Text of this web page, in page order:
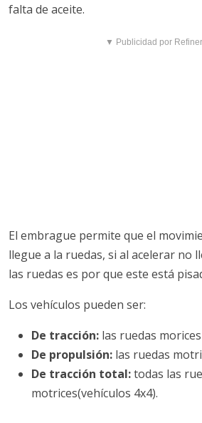
falta de aceite.
▼ Publicidad por
El embrague permite que el
llegue a la ruedas, si al acelerar no
las ruedas es por que este está
Los vehículos pueden ser:
De tracción: las ruedas
De propulsión: las ruedas
De tracción total:todas las
motrices(vehículos 4x4).